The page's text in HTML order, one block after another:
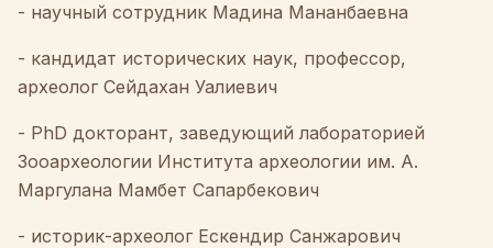
- научный сотрудник Мадина Мананбаевна
- кандидат исторических наук, профессор,
археолог Сейдахан Уалиевич
- PhD докторант, заведующий лабораторией
Зооархеологии Института археологии им. А.
Маргулана Мамбет Сапарбекович
- историк-археолог Ескендир Санжарович